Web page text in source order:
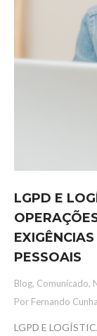
LGPD E
PESSOAIS
Blog, Comunicado,
Por Fernando Cunha
LGPD E